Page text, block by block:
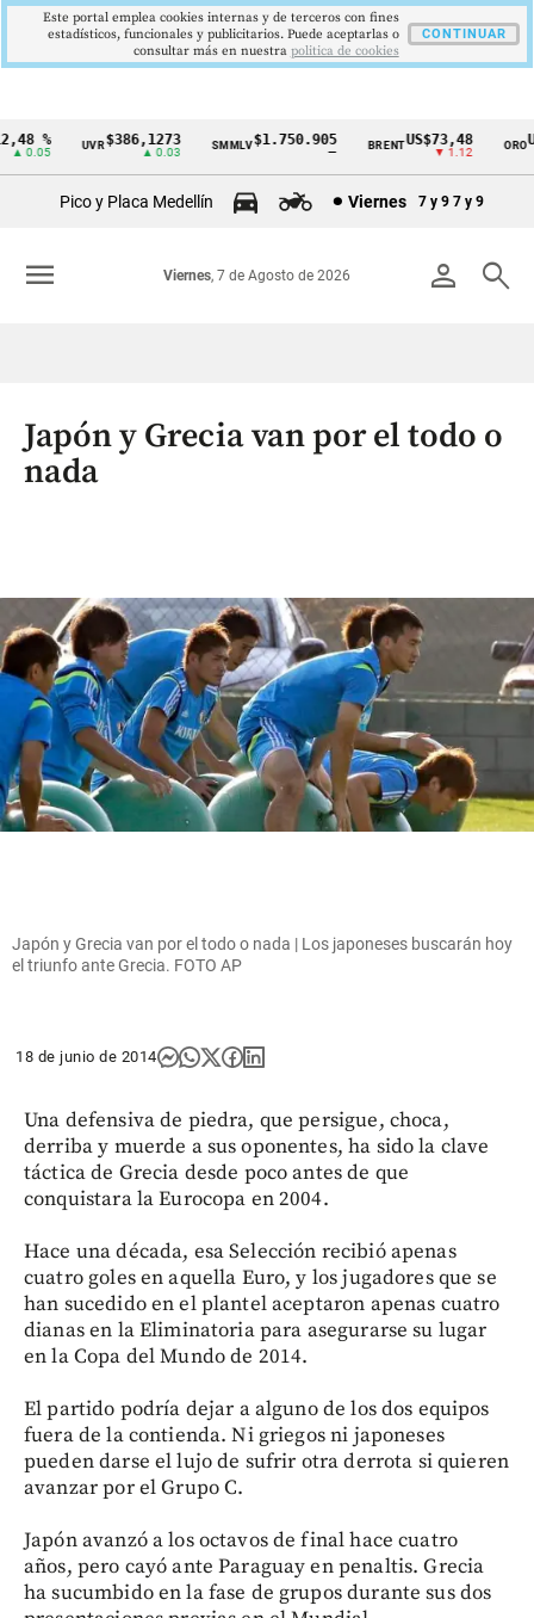
Cintillo
Colombia
%
0.05
UVR$386,1273
▲ 0.03
SMMLV$1.750.905 BRENTUS$73,48
▼ 1.12
ORO
Pico y Placa Medellín Viernes 7 y 9 7 y 9
person search
Viernes, 7 de Agosto de 2026
menu
Japón y Grecia van por el todo o
nada
Japón y Grecia van por el todo o nada | Los japoneses buscarán hoy
el triunfo ante Grecia. FOTO AP
18 de junio de 2014
Una defensiva de piedra, que persigue, choca,
derriba y muerde a sus oponentes, ha sido la clave
táctica de Grecia desde poco antes de que
conquistara la Eurocopa en 2004.
Hace una década, esa Selección recibió apenas
cuatro goles en aquella Euro, y los jugadores que se
han sucedido en el plantel aceptaron apenas cuatro
dianas en la Eliminatoria para asegurarse su lugar
en la Copa del Mundo de 2014.
El partido podría dejar a alguno de los dos equipos
fuera de la contienda. Ni griegos ni japoneses
pueden darse el lujo de sufrir otra derrota si quieren
avanzar por el Grupo C.
Japón avanzó a los octavos de final hace cuatro
años, pero cayó ante Paraguay en penaltis. Grecia
ha sucumbido en la fase de grupos durante sus dos
Este portal emplea cookies internas y de terceros con fines
estadísticos, funcionales y publicitarios. Puede aceptarlas o
consultar más en nuestra politica de cookies
CONTINUAR